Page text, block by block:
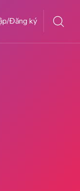
Đăng ký